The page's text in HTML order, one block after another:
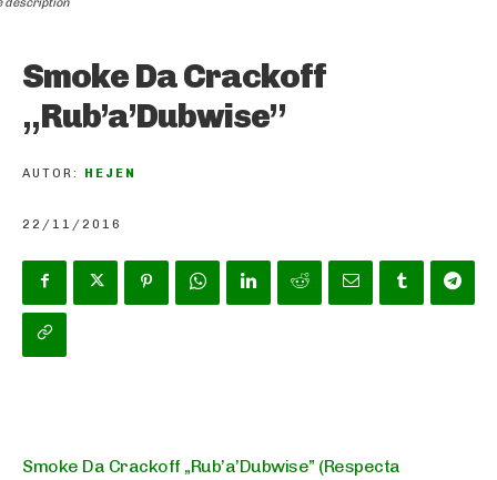
description
Smoke Da Crackoff
„Rub’a’Dubwise”
AUTOR: HEJEN
22/11/2016
Smoke Da Crackoff „Rub’a’Dubwise” (Respecta